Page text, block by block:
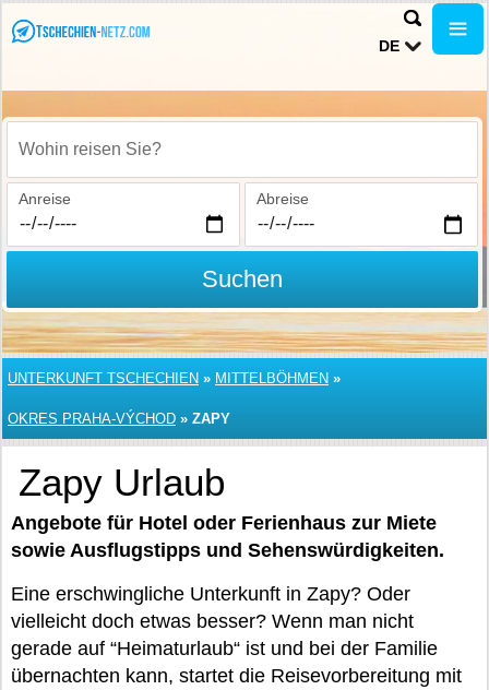
DE
Wohin reisen Sie?
Anreise Abreise
Suchen
UNTERKUNFT TSCHECHIEN » MITTELBÖHMEN »
OKRES PRAHA-VÝCHOD » ZAPY
Zapy Urlaub
Angebote für Hotel oder Ferienhaus zur Miete
sowie Ausflugstipps und Sehenswürdigkeiten.
Eine erschwingliche Unterkunft in Zapy? Oder
vielleicht doch etwas besser? Wenn man nicht
gerade auf “Heimaturlaub“ ist und bei der Familie
übernachten kann, startet die Reisevorbereitung mit